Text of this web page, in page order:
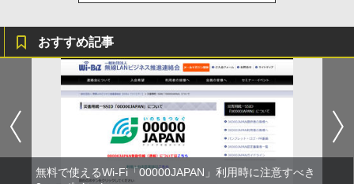
おすすめ記事
無料で使えるWi-Fi「00000JAPAN」利用時に注意すべき